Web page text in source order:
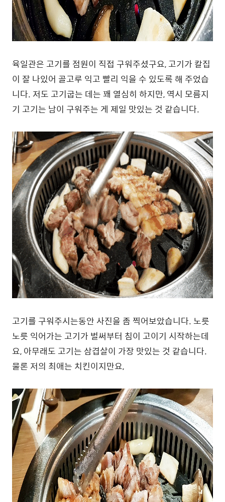
육일관은 고기를 점원이 직접 구워주셨구요, 고기가 칼집
이 잘 나있어 골고루 익고 빨리 익을 수 있도록 해 주었습
니다. 저도 고기굽는 데는 꽤 열심히 하지만, 역시 모름지
기 고기는 남이 구워주는 게 제일 맛있는 것 같습니다.
고기를 구워주시는동안 사진을 좀 찍어보았습니다. 노릇
노릇 익어가는 고기가 벌써부터 침이 고이기 시작하는데
요, 아무래도 고기는 삼겹살이 가장 맛있는 것 같습니다.
물론 저의 최애는 치킨이지만요,